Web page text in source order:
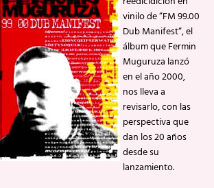
vinilo de “FM 99.00
Dub Manifest“, el
álbum que Fermin
Muguruza lanzó
en el año 2000,
nos lleva a
revisarlo, con las
perspectiva que
dan los 20 años
desde su
lanzamiento.